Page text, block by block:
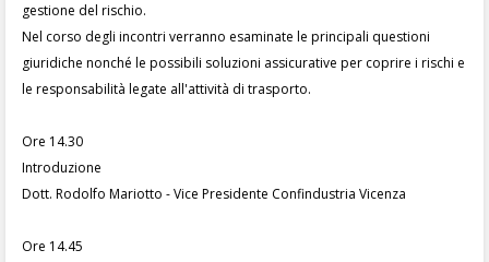
gestione del rischio.
Nel corso degli incontri verranno esaminate le principali questioni
giuridiche nonché le possibili soluzioni assicurative per coprire i rischi e
le responsabilità legate all'attività di trasporto.
Ore 14.30
Introduzione
Dott. Rodolfo Mariotto - Vice Presidente Confindustria Vicenza
Ore 14.45